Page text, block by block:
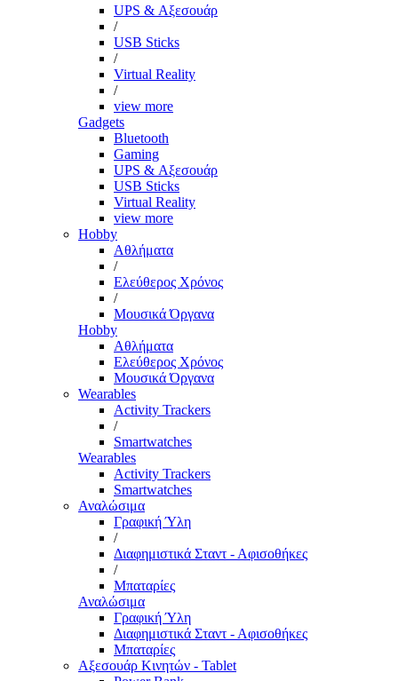
UPS & Αξεσουάρ
/
USB Sticks
/
Virtual Reality
/
view more
Gadgets
Bluetooth
Gaming
UPS & Αξεσουάρ
USB Sticks
Virtual Reality
view more
Hobby
Αθλήματα
/
Ελεύθερος Χρόνος
/
Μουσικά Όργανα
Hobby
Αθλήματα
Ελεύθερος Χρόνος
Μουσικά Όργανα
Wearables
Activity Trackers
/
Smartwatches
Wearables
Activity Trackers
Smartwatches
Αναλώσιμα
Γραφική Ύλη
/
Διαφημιστικά Σταντ - Αφισοθήκες
/
Μπαταρίες
Αναλώσιμα
Γραφική Ύλη
Διαφημιστικά Σταντ - Αφισοθήκες
Μπαταρίες
Αξεσουάρ Κινητών - Tablet